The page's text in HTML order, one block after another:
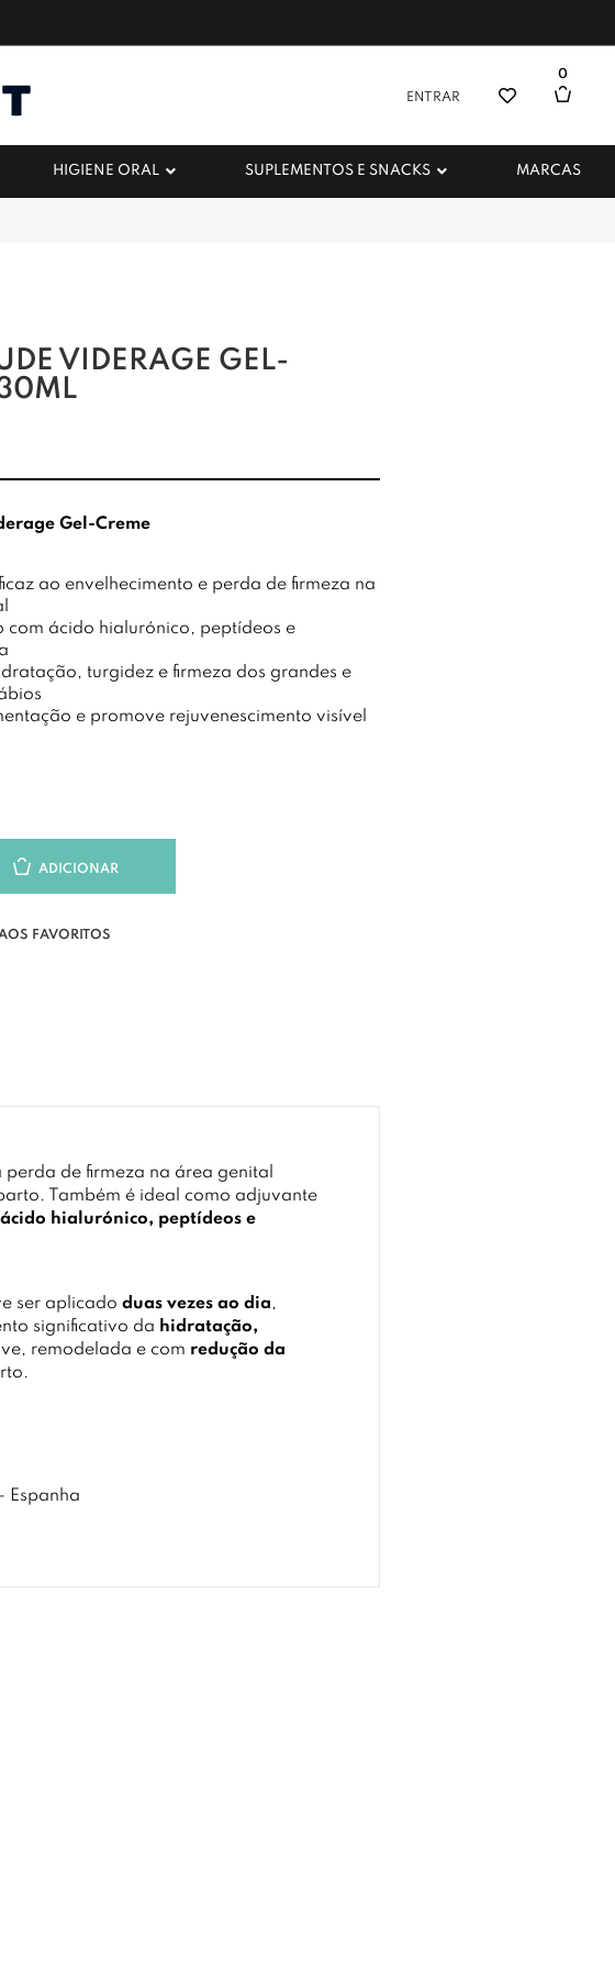
ENTRAR
0
HIGIENE ORAL SUPLEMENTOS E SNACKS MARCAS
VIDERAGE GEL-
Gel-Creme
ao envelhecimento e perda de firmeza na
com ácido hialurónico, peptídeos e
turgidez e firmeza dos grandes e
e promove rejuvenescimento visível
ADICIONAR
FAVORITOS
de firmeza na área genital
Também é ideal como adjuvante
ácido hialurónico, peptídeos e
ser aplicado duas vezes ao dia,
significativo da hidratação,
remodelada e com redução da
Espanha